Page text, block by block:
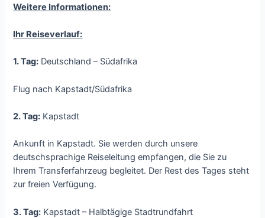
Weitere Informationen:
Ihr Reiseverlauf:
1. Tag: Deutschland – Südafrika
Flug nach Kapstadt/Südafrika
2. Tag: Kapstadt
Ankunft in Kapstadt. Sie werden durch unsere
deutschsprachige Reiseleitung empfangen, die Sie zu
Ihrem Transferfahrzeug begleitet. Der Rest des Tages steht
zur freien Verfügung.
3. Tag: Kapstadt – Halbtägige Stadtrundfahrt